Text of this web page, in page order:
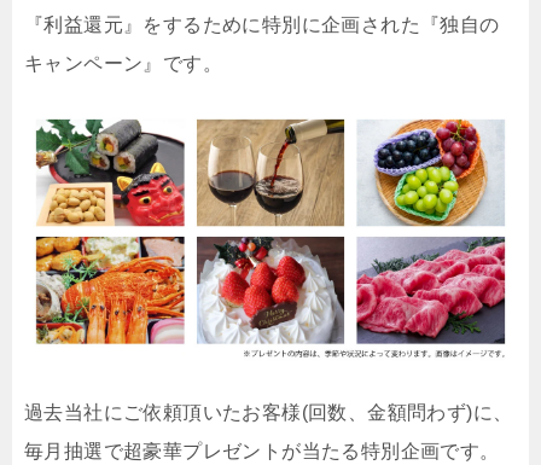
『利益還元』をするために特別に企画された『独自の
キャンペーン』です。
過去当社にご依頼頂いたお客様(回数、金額問わず)に、
毎月抽選で超豪華プレゼントが当たる特別企画です。